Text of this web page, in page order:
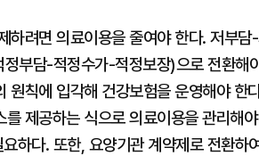
하려면 의료이용을 줄여야 한다. 저부
정부담-적정수가-적정보장)으로 전환해
원칙에 입각해 건강보험을 운영해야 한
를 제공하는 식으로 의료이용을 관리해
하다. 또한, 요양기관 계약제로 전환